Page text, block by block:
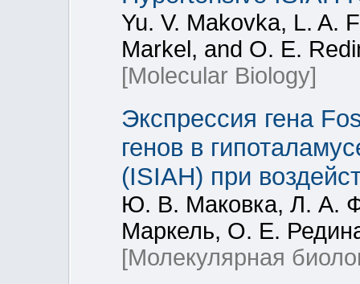
Yu. V. Makovka, L. A.
Markel, and O. E.
[Molecular Biology]
Экспрессия гена
генов в
(ISIAH) при
Ю. В. Маковка, Л. А.
Маркель, О. Е.
[Молекулярная